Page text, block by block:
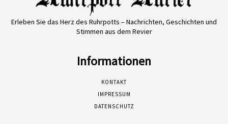
Erleben Sie das Herz des Ruhrpotts – Nachrichten, Geschichten und
Stimmen aus dem Revier
Informationen
KONTAKT
IMPRESSUM
DATENSCHUTZ